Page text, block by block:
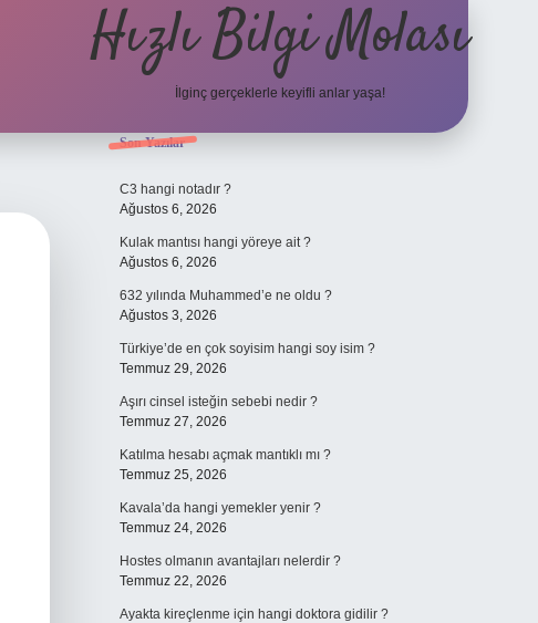
Hızlı Bilgi Molası
İlginç gerçeklerle keyifli anlar yaşa!
Sidebar
Son Yazılar
C3 hangi notadır ?
Ağustos 6, 2026
Kulak mantısı hangi yöreye ait ?
Ağustos 6, 2026
632 yılında Muhammed’e ne oldu ?
Ağustos 3, 2026
Türkiye’de en çok soyisim hangi soy isim ?
Temmuz 29, 2026
Aşırı cinsel isteğin sebebi nedir ?
Temmuz 27, 2026
Katılma hesabı açmak mantıklı mı ?
Temmuz 25, 2026
Kavala’da hangi yemekler yenir ?
Temmuz 24, 2026
Hostes olmanın avantajları nelerdir ?
Temmuz 22, 2026
Ayakta kireçlenme için hangi doktora gidilir ?